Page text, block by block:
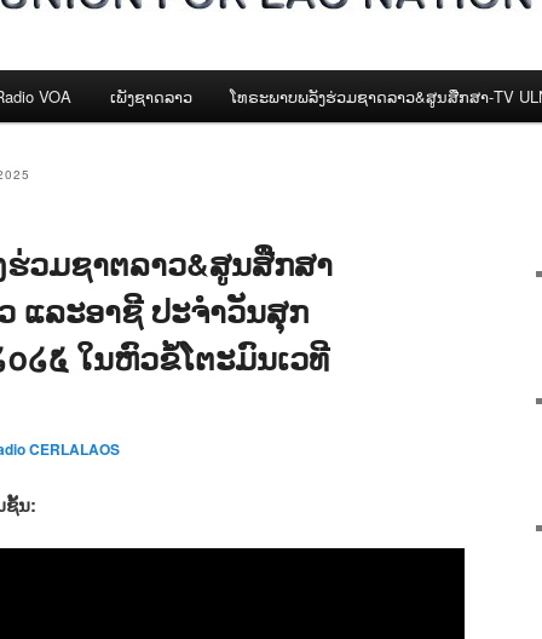
VOA ເພັງຊາດລາວ ໂທຣະພາບພລັງຮ່ວມຊາດລາວ&ສູນສືກສາ-TV
ວມຊາຕລາວ&ສູນສືກສາ
ແລະອາຊີ ປະຈຳວັນສຸກ
໒໕ ໃນຫົວຂໍ້ໂຕະມົນເວທີ
CERLALAOS
ຊັ້ນ: